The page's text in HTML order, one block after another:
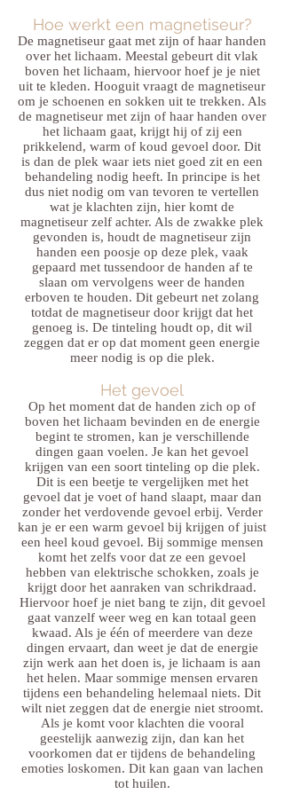
Hoe werkt een magnetiseur?
De magnetiseur gaat met zijn of haar handen
over het lichaam. Meestal gebeurt dit vlak
boven het lichaam, hiervoor hoef je je niet
uit te kleden. Hooguit vraagt de magnetiseur
om je schoenen en sokken uit te trekken. Als
de magnetiseur met zijn of haar handen over
het lichaam gaat, krijgt hij of zij een
prikkelend, warm of koud gevoel door. Dit
is dan de plek waar iets niet goed zit en een
behandeling nodig heeft. In principe is het
dus niet nodig om van tevoren te vertellen
wat je klachten zijn, hier komt de
magnetiseur zelf achter. Als de zwakke plek
gevonden is, houdt de magnetiseur zijn
handen een poosje op deze plek, vaak
gepaard met tussendoor de handen af te
slaan om vervolgens weer de handen
erboven te houden. Dit gebeurt net zolang
totdat de magnetiseur door krijgt dat het
genoeg is. De tinteling houdt op, dit wil
zeggen dat er op dat moment geen energie
meer nodig is op die plek.
Het gevoel
Op het moment dat de handen zich op of
boven het lichaam bevinden en de energie
begint te stromen, kan je verschillende
dingen gaan voelen. Je kan het gevoel
krijgen van een soort tinteling op die plek.
Dit is een beetje te vergelijken met het
gevoel dat je voet of hand slaapt, maar dan
zonder het verdovende gevoel erbij. Verder
kan je er een warm gevoel bij krijgen of juist
een heel koud gevoel. Bij sommige mensen
komt het zelfs voor dat ze een gevoel
hebben van elektrische schokken, zoals je
krijgt door het aanraken van schrikdraad.
Hiervoor hoef je niet bang te zijn, dit gevoel
gaat vanzelf weer weg en kan totaal geen
kwaad. Als je één of meerdere van deze
dingen ervaart, dan weet je dat de energie
zijn werk aan het doen is, je lichaam is aan
het helen. Maar sommige mensen ervaren
tijdens een behandeling helemaal niets. Dit
wilt niet zeggen dat de energie niet stroomt.
Als je komt voor klachten die vooral
geestelijk aanwezig zijn, dan kan het
voorkomen dat er tijdens de behandeling
emoties loskomen. Dit kan gaan van lachen
tot huilen.